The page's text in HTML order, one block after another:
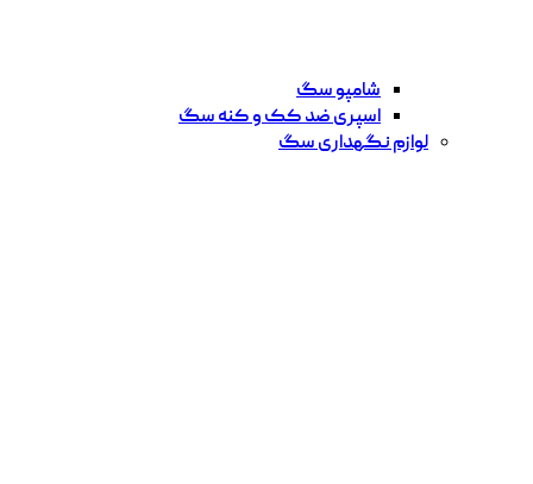
شامپو سگ
اسپری ضد کک و کنه سگ
لوازم نگهداری سگ